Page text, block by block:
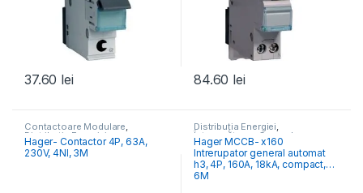
37.60 lei 84.60 lei
Contactoare Modulare,
Distribuția Energiei
Hager- Contactor 4P, 63A,
230V, 4NI, 3M
Distribuția Energiei,
Întrerupătoare Generale
Hager MCCB- x160
Intrerupator general automat
h3, 4P, 160A, 18kA, compact,
6M